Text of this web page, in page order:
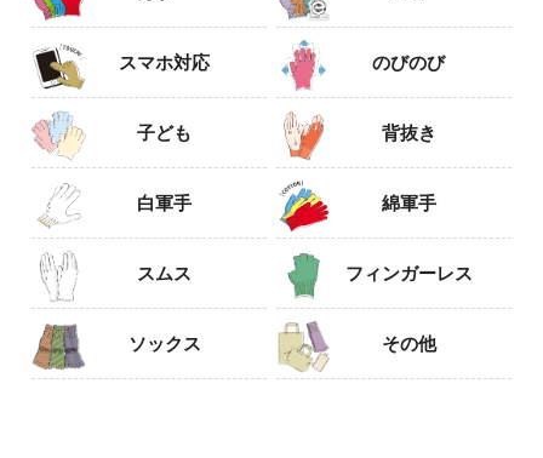
スマホ対応 のびのび
子ども 背抜き
白軍手 綿軍手
スムス フィンガーレス
ソックス その他